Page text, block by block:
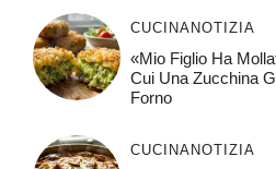
CUCINA NOTIZIA
«Mio Figlio Ha
Cui Una Zucchina
Forno
CUCINA NOTIZIA